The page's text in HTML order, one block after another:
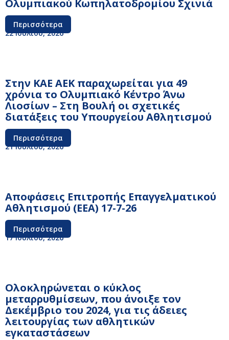
Ολυμπιακού Κωπηλατοδρομίου Σχινιά
Περισσότερα
22 Ιουλίου, 2026
Στην ΚΑΕ ΑΕΚ παραχωρείται για 49
χρόνια το Ολυμπιακό Κέντρο Άνω
Λιοσίων – Στη Βουλή οι σχετικές
διατάξεις του Υπουργείου Αθλητισμού
Περισσότερα
21 Ιουλίου, 2026
Αποφάσεις Επιτροπής Επαγγελματικού
Αθλητισμού (ΕΕΑ) 17-7-26
Περισσότερα
17 Ιουλίου, 2026
Ολοκληρώνεται ο κύκλος
μεταρρυθμίσεων, που άνοιξε τον
Δεκέμβριο του 2024, για τις άδειες
λειτουργίας των αθλητικών
εγκαταστάσεων